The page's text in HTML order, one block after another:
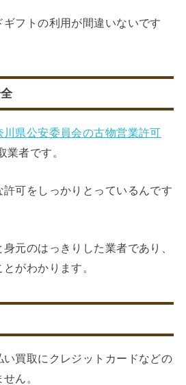
フトの利用が間違いないです
川県公安委員会の古物営業許可
業者です。
可をしっかりとっているんです
元のはっきりした業者であり、
がわかります。
い買取にクレジットカードなどの
ん。